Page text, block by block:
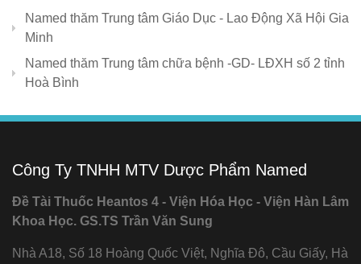
Named thăm Trung tâm Giáo Dục - Lao Động Xã Hội Gia
Minh
Named thăm Trung tâm chữa bệnh -GD- LĐXH số 2 tỉnh
Hoà Bình
Công Ty TNHH MTV Dược Phẩm Named
Đề Tài Thuốc Heantos 4 - Viện Hóa Học - Viện Hàn Lâm
Khoa Học. GS.TS Trần Văn Sung
Nhà A18, Số 18 Hoàng Quốc Việt, Nghĩa Đô, Cầu Giấy, Hà